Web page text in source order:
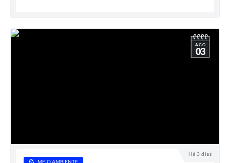
Há 3 dias
AGO
03
MEIO AMBIENTE